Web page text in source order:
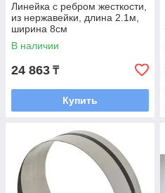
Линейка с ребром жесткости,
из нержавейки, длина 2.1м,
ширина 8см
В наличии
24 863 ₸
Купить